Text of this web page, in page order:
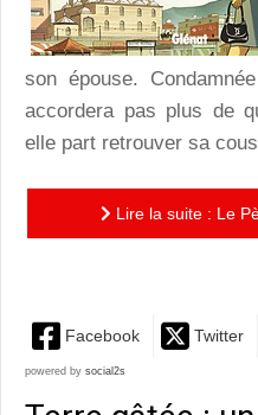
son épouse.
accordera pas plus de
elle part retrouver sa
Lire la suite : Le
Facebook Twitter
powered by social2s